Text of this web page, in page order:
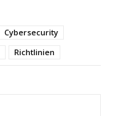
Cybersecurity
Richtlinien